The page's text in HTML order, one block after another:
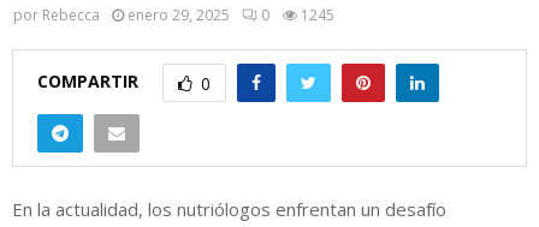
por Rebecca enero 29, 2025 0 1245
COMPARTIR 0
En la actualidad, los nutriólogos enfrentan un desafío